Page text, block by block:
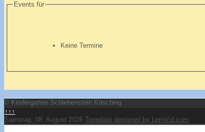
Events für
Keine Termine
© Kindergarten Schlehenstein Kösching
↑↑↑
Samstag, 08. August 2026 Template designed by LernVid.com